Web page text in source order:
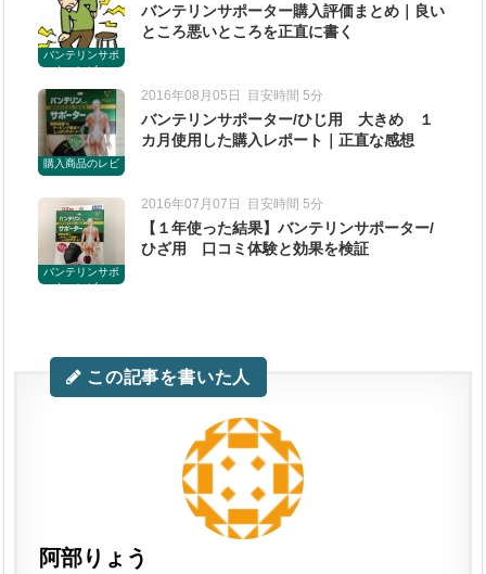
バンテリンサポ
ーターレビュー
バンテリンサポーター購入評価まとめ｜良い
ところ悪いところを正直に書く
購入商品のレビ
ュー
2016年08月05日 目安時間 5分
バンテリンサポーター/ひじ用 大きめ １
カ月使用した購入レポート｜正直な感想
バンテリンサポ
ーターレビュー
2016年07月07日 目安時間 5分
【１年使った結果】バンテリンサポーター/
ひざ用 口コミ体験と効果を検証
この記事を書いた人
阿部りょう